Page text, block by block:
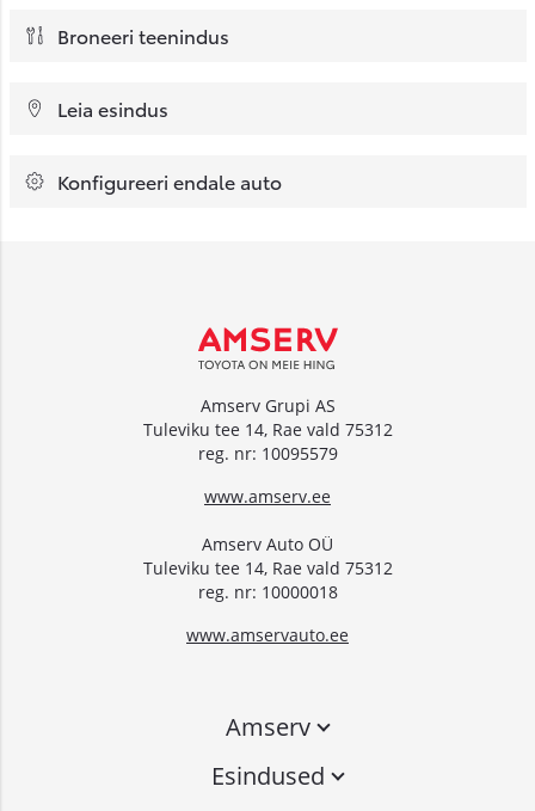
Broneeri teenindus
Leia esindus
Konfigureeri endale auto
Amserv Grupi AS
Tuleviku tee 14, Rae vald 75312
reg. nr: 10095579
www.amserv.ee
Amserv Auto OÜ
Tuleviku tee 14, Rae vald 75312
reg. nr: 10000018
www.amservauto.ee
Amserv
Esindused